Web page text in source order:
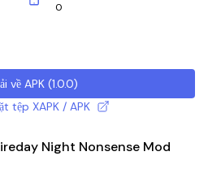
0
về APK(1.0.0)
tệp XAPK / APK
Night Nonsense Mod